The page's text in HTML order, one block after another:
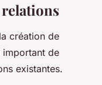
création de
important de
existantes.